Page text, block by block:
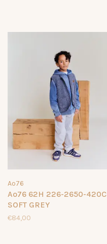
Ao76
Ao76 62H 226-2650-420C
SOFT GREY
€84,00